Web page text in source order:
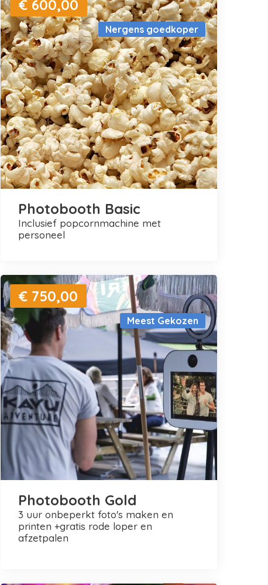
Nergens goedkoper
€ 600,00
Photobooth Basic
inclusief popcornmachine met
personeel
Meest Gekozen
€ 750,00
Photobooth Gold
3 uur onbeperkt foto's maken en
printen +gratis rode loper en
afzetpalen